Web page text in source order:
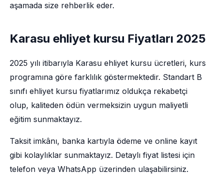
aşamada size rehberlik eder.
Karasu ehliyet kursu Fiyatları 2025
2025 yılı itibarıyla Karasu ehliyet kursu ücretleri, kurs
programına göre farklılık göstermektedir. Standart B
sınıfı ehliyet kursu fiyatlarımız oldukça rekabetçi
olup, kaliteden ödün vermeksizin uygun maliyetli
eğitim sunmaktayız.
Taksit imkânı, banka kartıyla ödeme ve online kayıt
gibi kolaylıklar sunmaktayız. Detaylı fiyat listesi için
telefon veya WhatsApp üzerinden ulaşabilirsiniz.